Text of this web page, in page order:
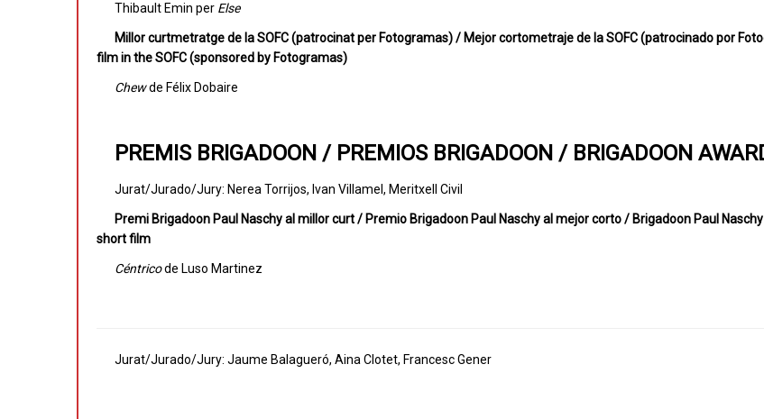
Thibault Emin per Else
Millor curtmetratge de la SOFC (patrocinat per Fotogramas) / Mejor cortometraje de la SOFC (patrocinado por
film in the SOFC (sponsored by Fotogramas)
Chewde Félix Dobaire
PREMIS BRIGADOON / PREMIOS BRIGADOON / BRIGADOON
Jurat/Jurado/Jury: Nerea Torrijos, Ivan Villamel, Meritxell Civil
Premi Brigadoon Paul Naschy al millor curt / Premio Brigadoon Paul Naschy al mejor corto / Brigadoon Paul
short film
Céntricode Luso Martinez
Jurat/Jurado/Jury: Jaume Balagueró, Aina Clotet, Francesc Gener